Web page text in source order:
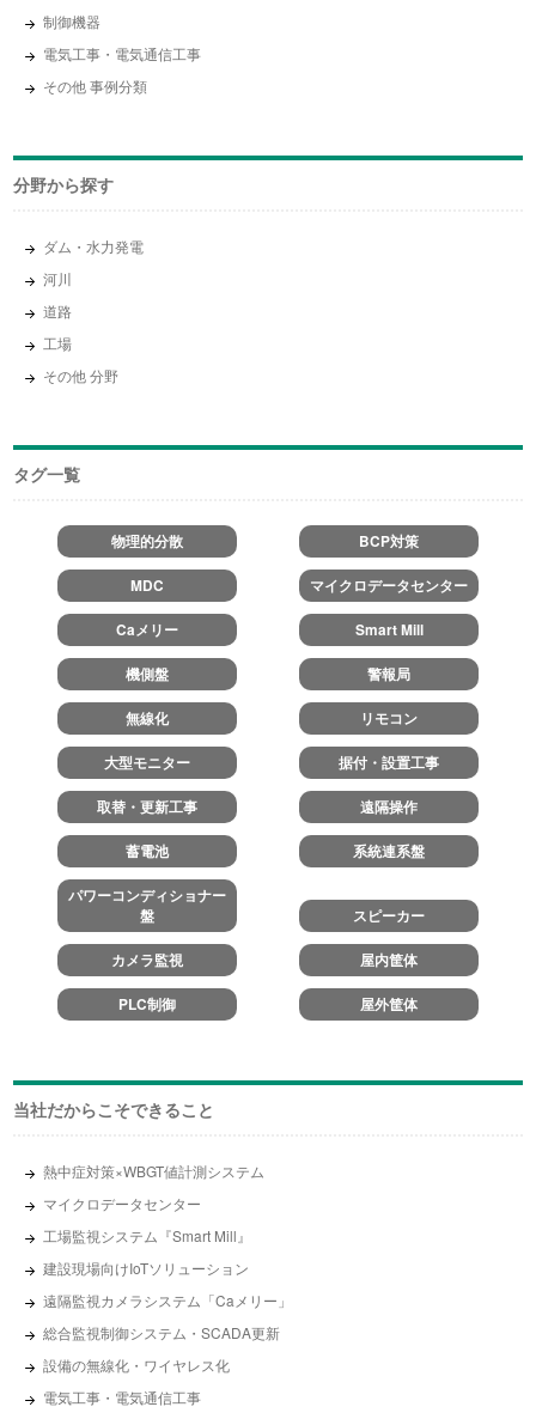
制御機器
電気工事・電気通信工事
その他 事例分類
分野から探す
ダム・水力発電
河川
道路
工場
その他 分野
タグ一覧
物理的分散 BCP対策
MDC マイクロデータセンター
Caメリー Smart Mill
機側盤 警報局
無線化 リモコン
大型モニター 据付・設置工事
取替・更新工事 遠隔操作
蓄電池 系統連系盤
パワーコンディショナー
盤
スピーカー
カメラ監視 屋内筐体
PLC制御 屋外筐体
当社だからこそできること
熱中症対策×WBGT値計測システム
マイクロデータセンター
工場監視システム『Smart Mill』
建設現場向けIoTソリューション
遠隔監視カメラシステム「Caメリー」
総合監視制御システム・SCADA更新
設備の無線化・ワイヤレス化
電気工事・電気通信工事